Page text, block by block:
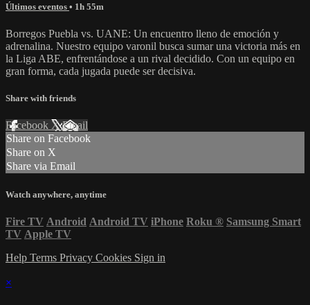
Últimos eventos • 1h 55m
Borregos Puebla vs. UANE: Un encuentro lleno de emoción y
adrenalina. Nuestro equipo varonil busca sumar una victoria más en
la Liga ABE, enfrentándose a un rival decidido. Con un equipo en
gran forma, cada jugada puede ser decisiva.
Share with friends
Facebook XEmail
Share on Facebook
Share on X
Share via Email
Watch anywhere, anytime
Fire TV Android Android TV iPhone Roku ® Samsung Smart
TV Apple TV
Help Terms Privacy Cookies Sign in
×